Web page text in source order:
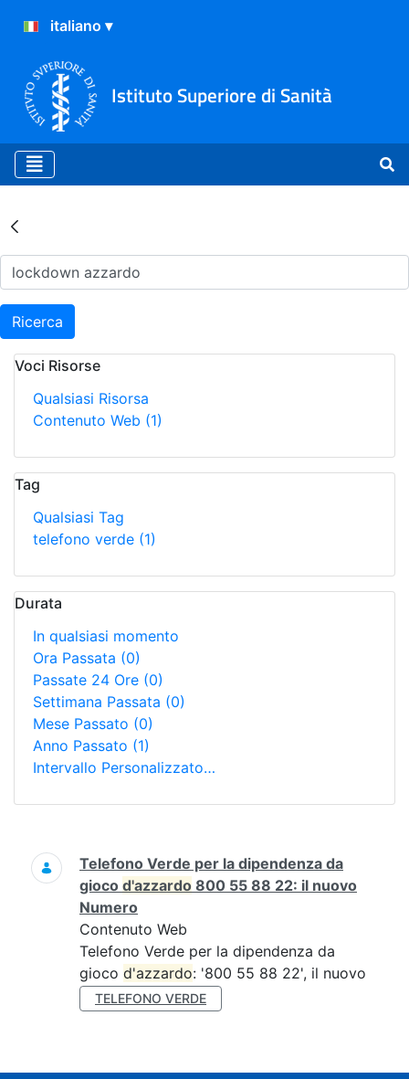
Istituto Superiore di Sanità
Risultati della Ricerca -
Ricerca
Voci Risorse
Qualsiasi Risorsa
Contenuto Web (1)
Tag
Qualsiasi Tag
telefono verde (1)
Durata
In qualsiasi momento
Ora Passata (0)
Passate 24 Ore (0)
Settimana Passata (0)
Mese Passato (0)
Anno Passato (1)
Intervallo Personalizzato…
Ricerca
Telefono Verde per la dipendenza da
gioco d'azzardo 800 55 88 22: il nuovo
Numero
Contenuto Web
Telefono Verde per la dipendenza da
gioco d'azzardo: '800 55 88 22', il nuovo
TELEFONO VERDE